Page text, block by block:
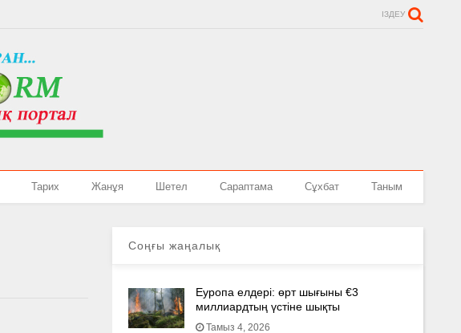
ІЗДЕУ
Тарих Жанұя Шетел Сараптама Сұхбат Таным
Соңғы жаңалық
Еуропа елдері: өрт шығыны €3
миллиардтың үстіне шықты
Тамыз 4, 2026